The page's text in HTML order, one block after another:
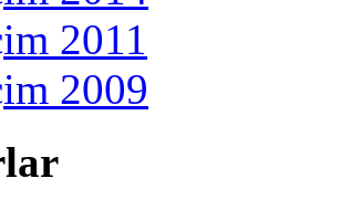
2011
2009